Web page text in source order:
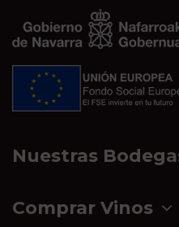
Nuestras
Comprar Vinos